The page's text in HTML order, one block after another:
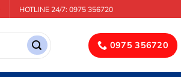
HOTLINE 24/7: 0975 356720
0975 356720